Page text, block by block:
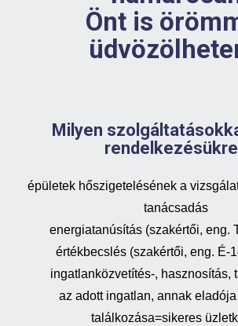
Önt is
Milyen
épületek hőszigetelésének a
tanácsadás
energiatanúsítás (szakértői, eng.
értékbecslés (szakértői, eng. É-
ingatlanközvetítés-, hasznosítás,
az adott ingatlan, annak
találkozása=sikeres